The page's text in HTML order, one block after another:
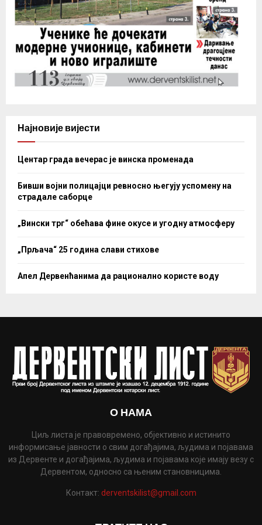
Најновије вијести
Центар града вечерас је винска променада
Бивши војни полицајци ревносно његују успомену на
страдале саборце
„Вински трг“ обећава фине окусе и угодну атмосферу
„Прљача“ 25 година слави стихове
Апел Дервенћанима да рационално користе воду
О НАМА
Циљ листа је правовремено, објективно и истинито
информисање јавности о свим догађајима, људима и појавама
из Дервенте и догађајима, људима и појавама које имају везу с
Дервентом, односно са њеним становницима.
Контакт: derventskilist@gmail.com